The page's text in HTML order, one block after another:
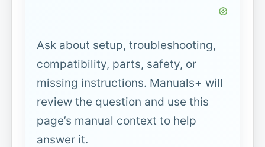
Ask about setup, troubleshooting,
compatibility, parts, safety, or
missing instructions. Manuals+ will
review the question and use this
page’s manual context to help
answer it.